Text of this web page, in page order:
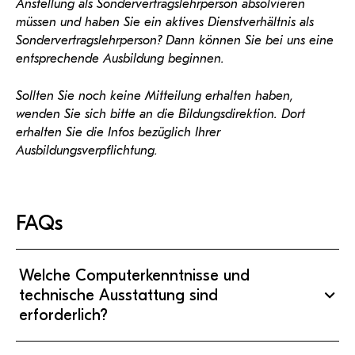
Anstellung als Sondervertragslehrperson absolvieren
müssen und haben Sie ein aktives Dienstverhältnis als
Sondervertragslehrperson? Dann können Sie bei uns eine
entsprechende Ausbildung beginnen.
Sollten Sie noch keine Mitteilung erhalten haben,
wenden Sie sich bitte an die Bildungsdirektion. Dort
erhalten Sie die Infos bezüglich Ihrer
Ausbildungsverpflichtung.
FAQs
Welche Computerkenntnisse und
technische Ausstattung sind
erforderlich?